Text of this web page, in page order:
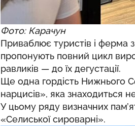
Фото: Карачун
Приваблює туристів і ферма
пропонують повний цикл
равликів — до їх дегустації.
Ще одна гордість Нижнього
нарцисів», яка знаходиться
У цьому ряду визначних
«Селиської сироварні».